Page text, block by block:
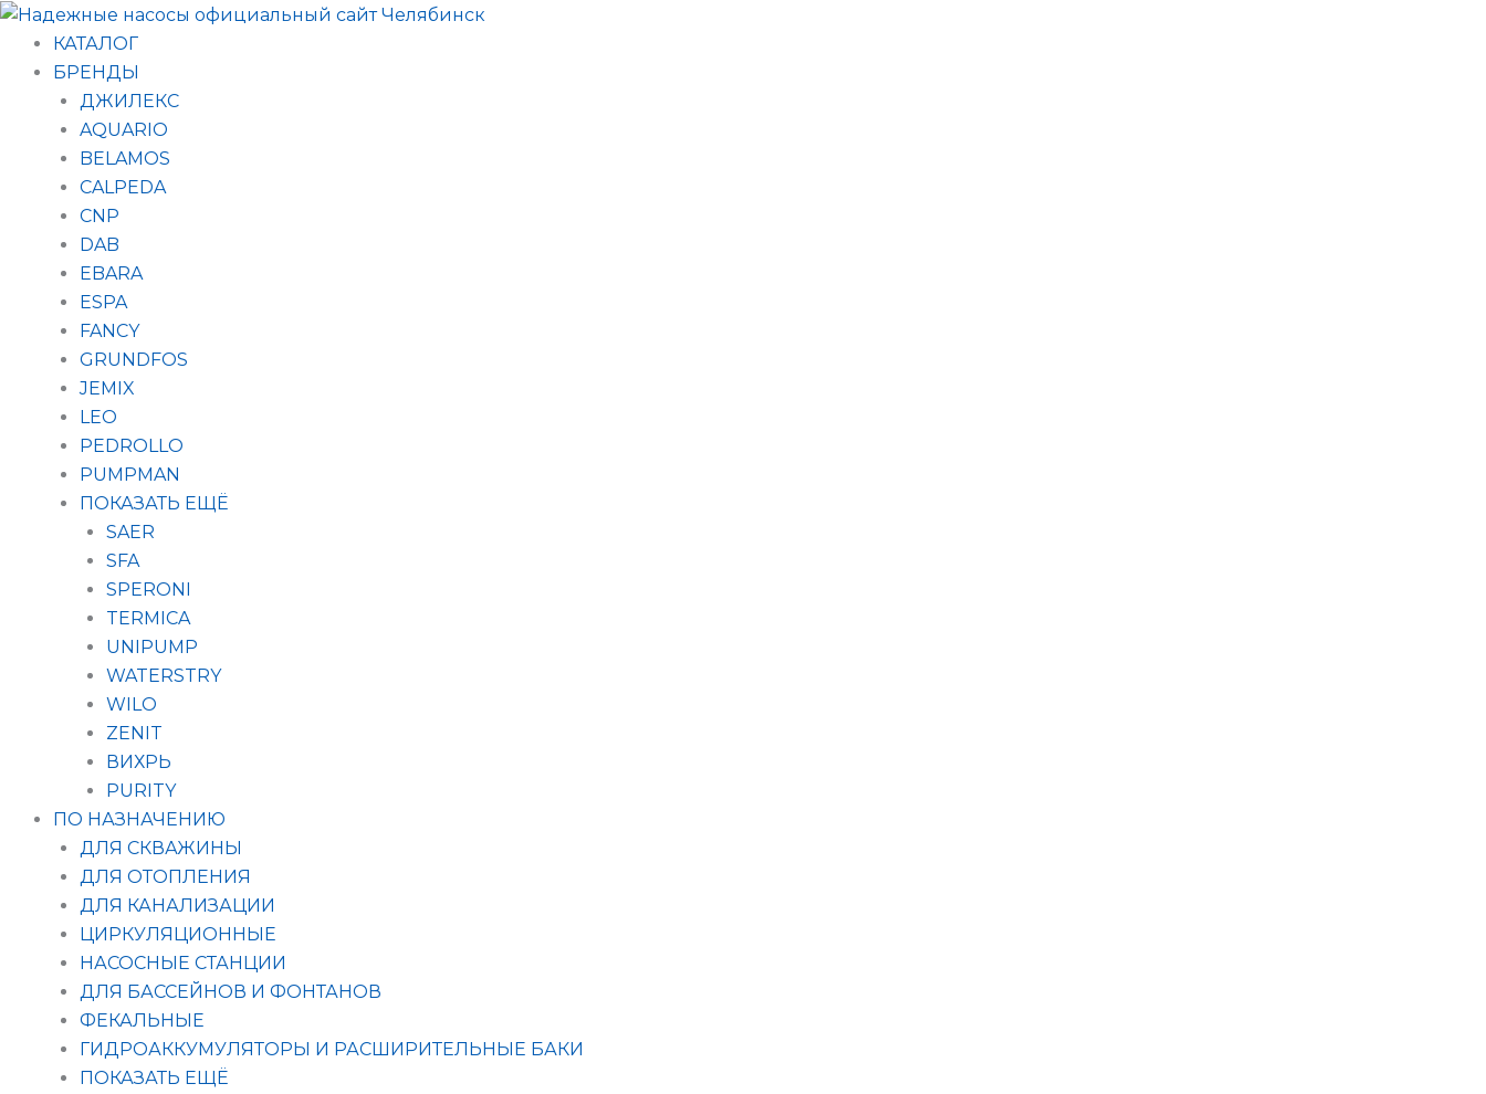
Перейти
содержимому
КАТАЛОГ
БРЕНДЫ
ДЖИЛЕКС
AQUARIO
BELAMOS
CALPEDA
CNP
DAB
EBARA
ESPA
FANCY
GRUNDFOS
JEMIX
LEO
PEDROLLO
PUMPMAN
ПОКАЗАТЬ ЕЩЁ
SAER
SFA
SPERONI
TERMICA
UNIPUMP
WATERSTRY
WILO
ZENIT
ВИХРЬ
PURITY
ПО НАЗНАЧЕНИЮ
ДЛЯ СКВАЖИНЫ
ДЛЯ ОТОПЛЕНИЯ
ДЛЯ КАНАЛИЗАЦИИ
ЦИРКУЛЯЦИОННЫЕ
НАСОСНЫЕ СТАНЦИИ
ДЛЯ БАССЕЙНОВ И ФОНТАНОВ
ФЕКАЛЬНЫЕ
ГИДРОАККУМУЛЯТОРЫ И РАСШИРИТЕЛЬНЫЕ БАКИ
ПОКАЗАТЬ ЕЩЁ
Поиск
товаров